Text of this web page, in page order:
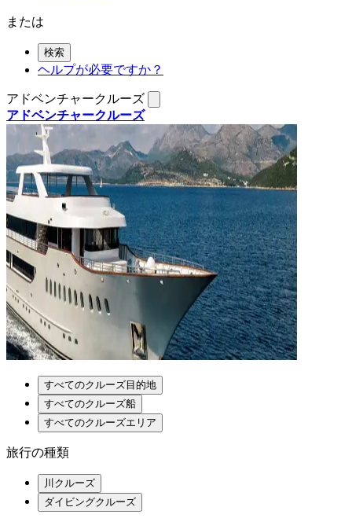
または
検索
ヘルプが必要ですか？
アドベンチャークルーズ
アドベンチャークルーズ
すべてのクルーズ目的地
すべてのクルーズ船
すべてのクルーズエリア
旅行の種類
川クルーズ
ダイビングクルーズ